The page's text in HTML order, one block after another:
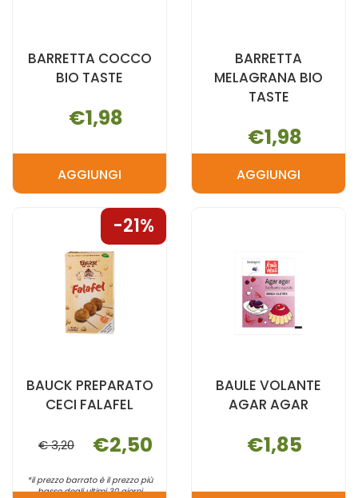
BARRETTA COCCO
BIO TASTE
€1,98
AGGIUNGIAGGIUNGI BARRETTA
COCCO
TASTE AL
CARRELLO
BARRETTA
MELAGRANA BIO
TASTE
€1,98
AGGIUNGIAGGIUNGI
CARRELLO
BAUCK PREPARATO
CECI FALAFEL
21%
€ 3,20 €2,50
*il prezzo barrato è il prezzo più
basso degli ultimi 30 giorni
BAULE VOLANTE
AGAR AGAR
€1,85